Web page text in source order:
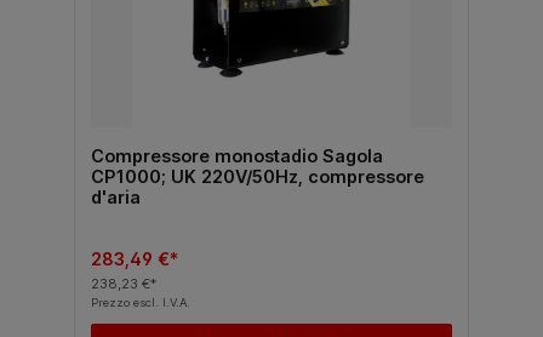
Compressore monostadio Sagola
CP1000; UK 220V/50Hz, compressore
d'aria
283,49 €*
238,23 €*
Prezzo escl. I.V.A.